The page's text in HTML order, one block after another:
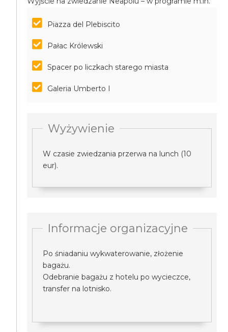
Piazza del Plebiscito
Pałac Królewski
Spacer po liczkach starego miasta
Galeria Umberto I
Wyżywienie
W czasie zwiedzania przerwa na lunch (10
eur).
Informacje organizacyjne
Po śniadaniu wykwaterowanie, złożenie
bagażu.
Odebranie bagażu z hotelu po wycieczce,
transfer na lotnisko.